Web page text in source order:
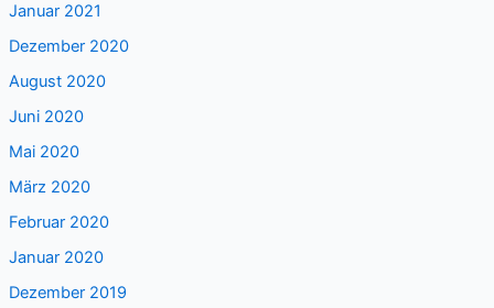
Januar 2021
Dezember 2020
August 2020
Juni 2020
Mai 2020
März 2020
Februar 2020
Januar 2020
Dezember 2019